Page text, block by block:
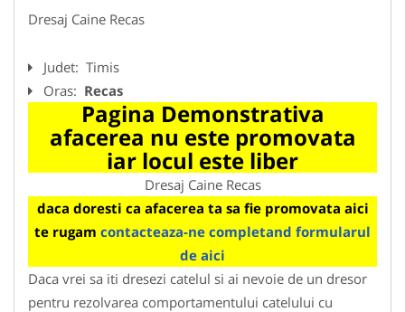
Dresaj Caine Recas
Judet: Timis
Oras: Recas
Pagina Demonstrativa
afacerea nu este promovata
iar locul este liber
Dresaj Caine Recas
daca doresti ca afacerea ta sa fie promovata aici
te rugam contacteaza-ne completand formularul
de aici
Daca vrei sa iti dresezi catelul si ai nevoie de un dresor
pentru rezolvarea comportamentului catelului cu